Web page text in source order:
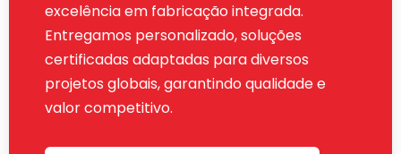
excelência em fabricação integrada.
Entregamos personalizado, soluções
certificadas adaptadas para diversos
projetos globais, garantindo qualidade e
valor competitivo.